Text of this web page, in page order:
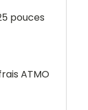
pouces
ATMO